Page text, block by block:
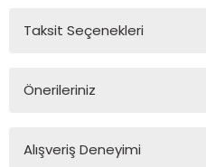
Ürün hakkında
Taksit Seçenekleri
Önerileriniz
konularda yetersiz gördüğünüz
Alışveriş Deneyimi